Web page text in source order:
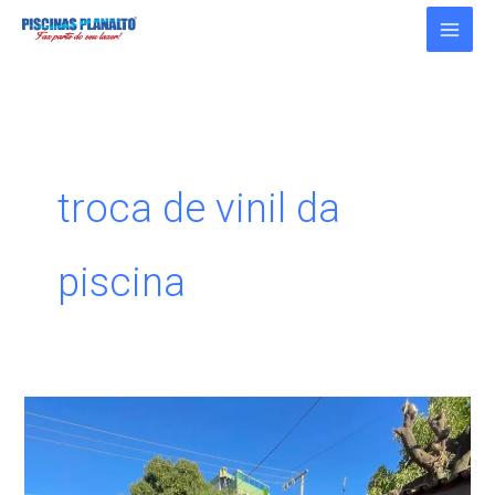
troca de vinil da
piscina
Quais
são